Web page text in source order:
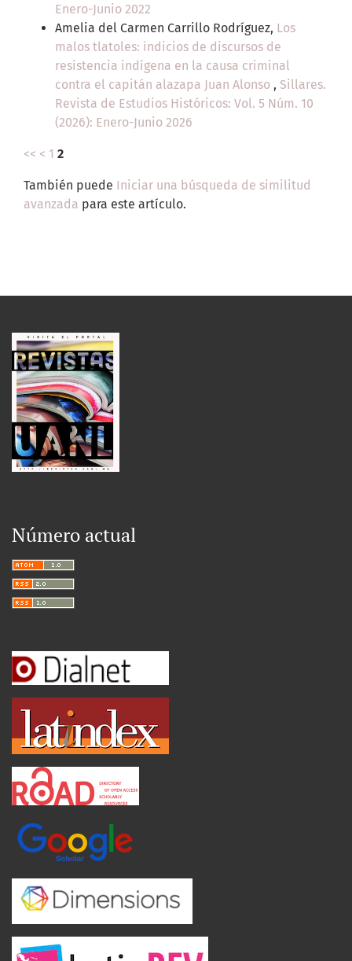
Enero-Junio 2022
Amelia del Carmen Carrillo Rodríguez, Los
malos tlatoles: indicios de discursos de
resistencia indígena en la causa criminal
contra el capitán alazapa Juan Alonso , Sillares.
Revista de Estudios Históricos: Vol. 5 Núm. 10
(2026): Enero-Junio 2026
<< < 1 2
También puede Iniciar una búsqueda de similitud
avanzada para este artículo.
Número actual